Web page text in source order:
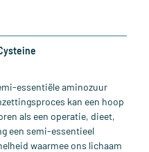
essentiële aminozuur
kan een hoop
als een operatie, dieet,
een semi-essentieel
waarmee ons lichaam